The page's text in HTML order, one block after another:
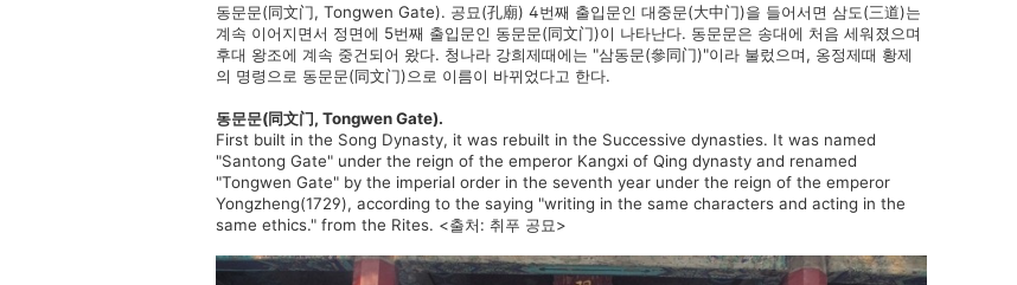
동문문(同文门, Tongwen Gate). 공묘(孔廟) 4번째 출입문인 대중문(大中门)을 들어서면 삼도(三道)는
계속 이어지면서 정면에 5번째 출입문인 동문문(同文门)이 나타난다. 동문문은 송대에 처음 세워졌으며
후대 왕조에 계속 중건되어 왔다. 청나라 강희제때에는 "삼동문(參同门)"이라 불렀으며, 옹정제때 황제
의 명령으로 동문문(同文门)으로 이름이 바뀌었다고 한다.
동문문(同文门, Tongwen Gate).
First built in the Song Dynasty, it was rebuilt in the Successive dynasties. It was named
"Santong Gate" under the reign of the emperor Kangxi of Qing dynasty and renamed
"Tongwen Gate" by the imperial order in the seventh year under the reign of the emperor
Yongzheng(1729), according to the saying "writing in the same characters and acting in the
same ethics." from the Rites. <출처: 취푸 공묘>